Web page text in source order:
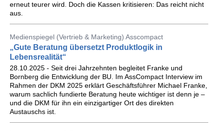
erneut teurer wird. Doch die Kassen kritisieren: Das reicht nicht
aus.
Medienspiegel (Vertrieb & Marketing) Asscompact
„Gute Beratung übersetzt Produktlogik in
Lebensrealität“
28.10.2025 - Seit drei Jahrzehnten begleitet Franke und
Bornberg die Entwicklung der BU. Im AssCompact Interview im
Rahmen der DKM 2025 erklärt Geschäftsführer Michael Franke,
warum sachlich fundierte Beratung heute wichtiger ist denn je –
und die DKM für ihn ein einzigartiger Ort des direkten
Austauschs ist.